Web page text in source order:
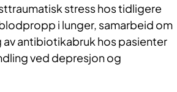
stress hos tidligere
i lunger, samarbeid om
antibiotikabruk hos pasienter
ved depresjon og